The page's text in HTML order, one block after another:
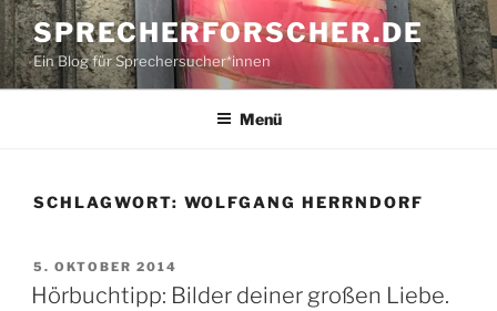
Zum
Inhalt
springen
SPRECHERFORSCHER.DE
Ein Blog für Sprechersucher*innen
Menü
SCHLAGWORT: WOLFGANG HERRNDORF
VERÖFFENTLICHT
AM
5. OKTOBER 2014
Hörbuchtipp: Bilder deiner großen Liebe.